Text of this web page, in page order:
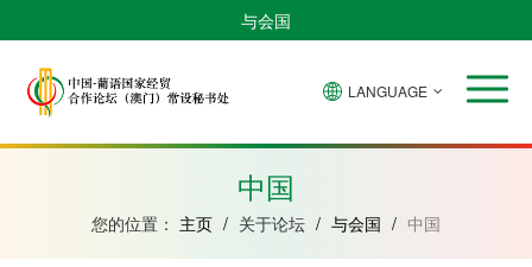
与会国
安
比
內
亚
林
LANGUAGE
中国
您的位置： 主页 / 关于论坛 / 与会国 / 中国